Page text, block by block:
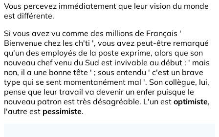
Vous percevez immédiatement que leur vision du monde
est différente.
Si vous avez vu comme des millions de Français '
Bienvenue chez les ch'ti ', vous avez peut-être remarqué
qu'un des employés de la poste exprime, alors que son
nouveau chef venu du Sud est invivable au début : ' mais
non, il a une bonne tête ' ; sous entendu ' c'est un brave
type qui se sent momentanément mal '. Son collègue, lui,
pense que leur travail va devenir un enfer puisque le
nouveau patron est très désagréable. L'un est optimiste,
l'autre est pessimiste.